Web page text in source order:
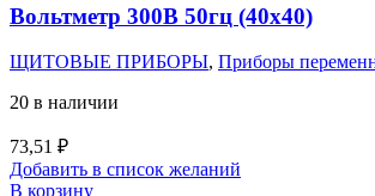
Вольтметр 300В 50гц (40х40)
ЩИТОВЫЕ ПРИБОРЫ, Приборы
20 в наличии
73,51 ₽
Добавить в список желаний
В корзину